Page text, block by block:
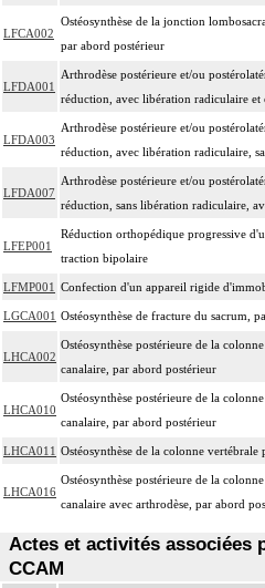
LFCA002
Ostéosynthèse de la jonction
par abord postérieur
LFDA001
Arthrodèse postérieure et/ou
réduction, avec libération radiculaire et
LFDA003
Arthrodèse postérieure et/ou
réduction, avec libération radiculaire,
LFDA007
Arthrodèse postérieure et/ou
réduction, sans libération radiculaire,
LFEP001
Réduction orthopédique progressive
traction bipolaire
LFMP001 Confection d'un appareil rigide
LGCA001 Ostéosynthèse de fracture du sacrum,
LHCA002
Ostéosynthèse postérieure de la
canalaire, par abord postérieur
LHCA010
Ostéosynthèse postérieure de la
canalaire, par abord postérieur
LHCA011 Ostéosynthèse de la colonne
LHCA016
Ostéosynthèse postérieure de la
canalaire avec arthrodèse, par abord
Actes et activités associées
CCAM